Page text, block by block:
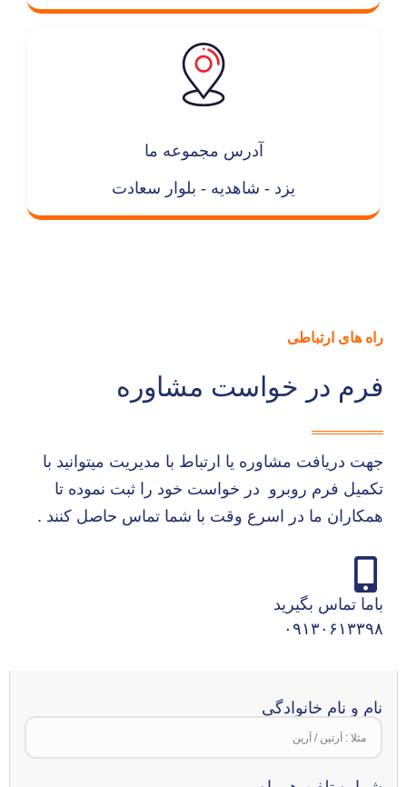
آدرس مجموعه ما
یزد - شاهدیه - بلوار سعادت
راه های ارتباطی
فرم در خواست مشاوره
جهت دریافت مشاوره یا ارتباط با مدیریت میتوانید با
تکمیل فرم روبرو در خواست خود را ثبت نموده تا
همکاران ما در اسرع وقت با شما تماس حاصل کنند .
باما تماس بگیرید
۰۹۱۳۰۶۱۳۳۹۸
نام و نام خانوادگی